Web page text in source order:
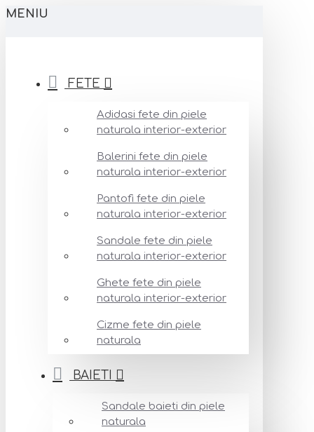
MENIU
FETE
Adidasi fete din piele
naturala interior-exterior
Balerini fete din piele
naturala interior-exterior
Pantofi fete din piele
naturala interior-exterior
Sandale fete din piele
naturala interior-exterior
Ghete fete din piele
naturala interior-exterior
Cizme fete din piele
naturala
BAIETI
Sandale baieti din piele
naturala